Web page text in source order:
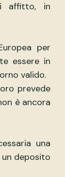
affitto, in
per
essere in
valido.
prevede
è ancora
una
deposito